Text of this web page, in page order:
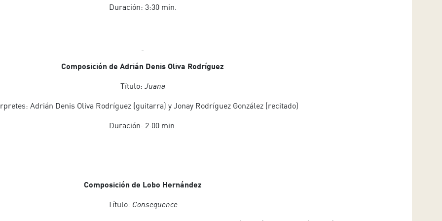
Duración: 3:30 min.
Composición de Adrián Denis Oliva Rodríguez
Título: Juana
Adrián Denis Oliva Rodríguez (guitarra) y Jonay Rodríguez González (recitado)
Duración: 2:00 min.
Composición de Lobo Hernández
Título: Consequence